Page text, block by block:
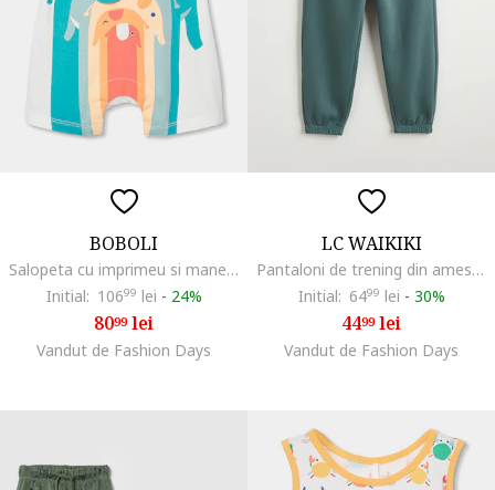
BOBOLI
Salopeta cu imprimeu si maneci scurte, Alb fildes/Coral
Initial: 10699 lei - 24%
8099lei
Vandut de Fashion Days
LC WAIKIKI
Pantaloni de trening din amestec de bumbac, Verde persan
Initial: 6499 lei - 30%
4499lei
Vandut de Fashion Days